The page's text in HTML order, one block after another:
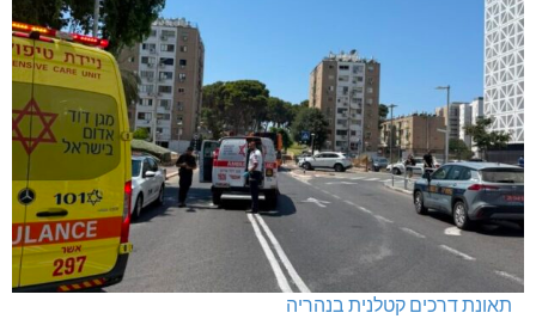
תאונת דרכים קטלנית בנהריה